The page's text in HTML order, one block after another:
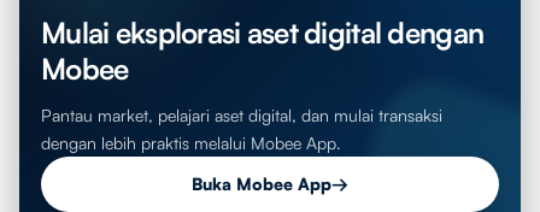
Mulai eksplorasi aset digital dengan
Mobee
Pantau market, pelajari aset digital, dan mulai transaksi
dengan lebih praktis melalui Mobee App.
Buka Mobee App→